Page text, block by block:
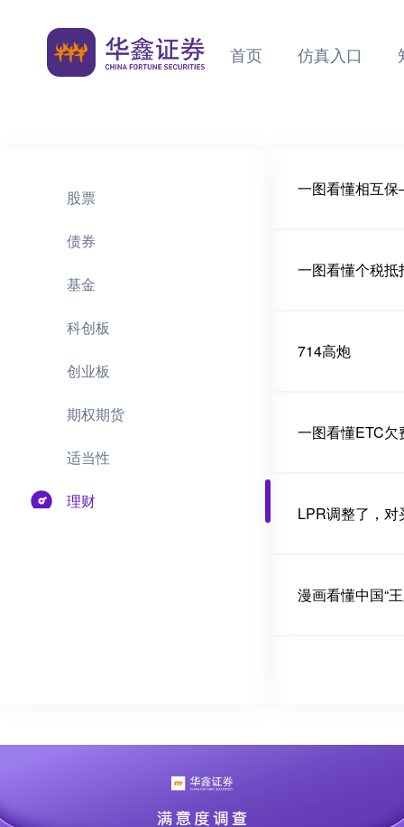
首页 仿真入口
股票
债券
基金
科创板
创业板
期权期货
适当性
理财
一图看懂相互
一图看懂个税抵
714高炮
一图看懂ETC
LPR调整了，
漫画看懂中国“